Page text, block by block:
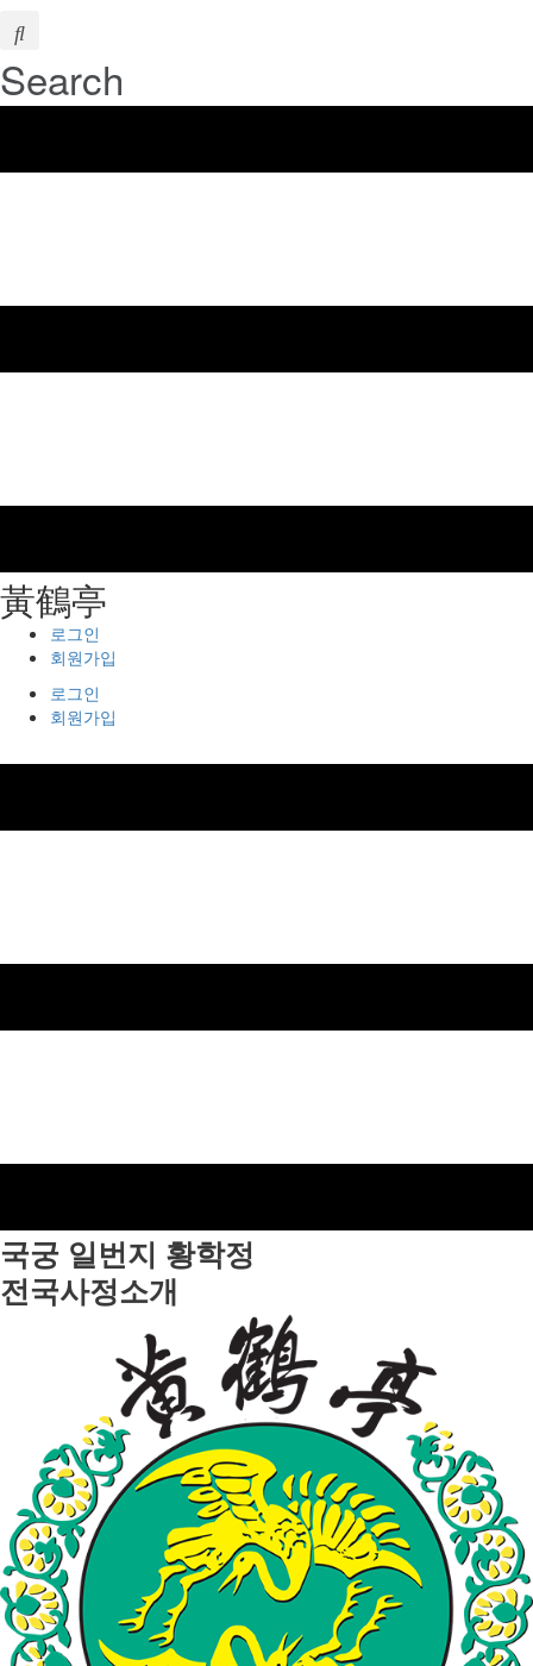
Search
⿈鶴亭
로그인
회원가입
로그인
회원가입
국궁 일번지 황학정
전국사정소개